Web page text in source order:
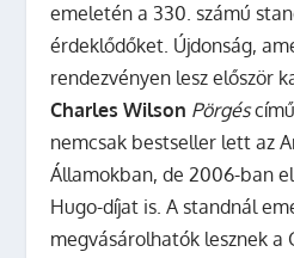
emeletén a 330. számú
érdeklődőket. Újdonság,
rendezvényen lesz először
Charles Wilson Pörgés
nemcsak bestseller lett az
Államokban, de 2006-ban
Hugo-díjat is.A standnál
megvásárolhatók lesznek a